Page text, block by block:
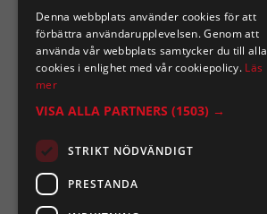
0921-102 09
support@sixtennilssons.com
Denna webbplats använder cookies för att
förbättra användarupplevelsen. Genom att
använda vår webbplats samtycker du till alla
cookies i enlighet med vår cookiepolicy. Läs
mer
VISA ALLA PARTNERS (1503) →
STRIKT NÖDVÄNDIGT
PRESTANDA